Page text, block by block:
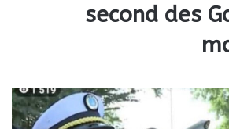
second des